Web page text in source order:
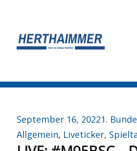
Veröffentlicht
am
September 16, 20221.
Allgemein, Liveticker,